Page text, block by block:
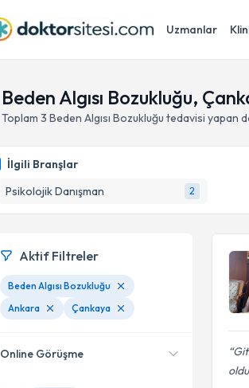
Uzmanlar
Beden Algısı Bozukluğu,
Toplam 3 Beden Algısı Bozukluğu tedavisi yapan
İlgili Branşlar
Psikolojik Danışman
2
Aktif Filtreler
Beden Algısı Bozukluğu
Ankara
Çankaya
Online Görüşme